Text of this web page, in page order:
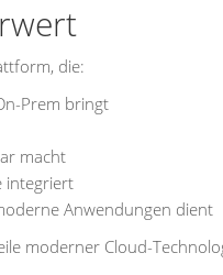
die:
Prem bringt
macht
integriert
Anwendungen dient
moderner Cloud-